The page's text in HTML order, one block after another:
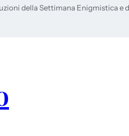
della Settimana Enigmistica e